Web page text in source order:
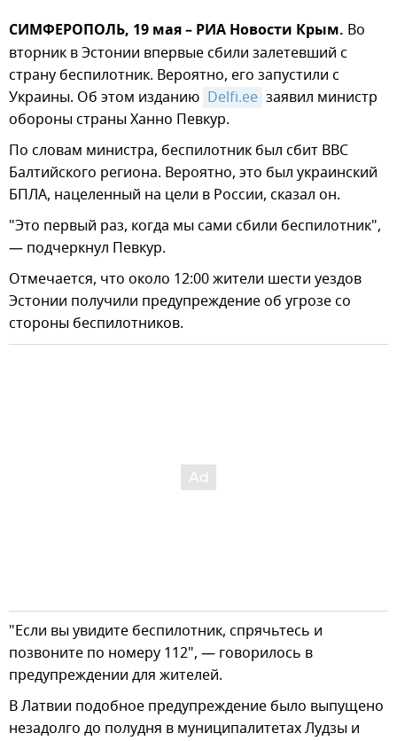
СИМФЕРОПОЛЬ, 19 мая – РИА Новости Крым. Во
вторник в Эстонии впервые сбили залетевший с
страну беспилотник. Вероятно, его запустили с
Украины. Об этом изданию Delfi.ee заявил министр
обороны страны Ханно Певкур.
По словам министра, беспилотник был сбит ВВС
Балтийского региона. Вероятно, это был украинский
БПЛА, нацеленный на цели в России, сказал он.
"Это первый раз, когда мы сами сбили беспилотник",
— подчеркнул Певкур.
Отмечается, что около 12:00 жители шести уездов
Эстонии получили предупреждение об угрозе со
стороны беспилотников.
"Если вы увидите беспилотник, спрячьтесь и
позвоните по номеру 112", — говорилось в
предупреждении для жителей.
В Латвии подобное предупреждение было выпущено
незадолго до полудня в муниципалитетах Лудзы и